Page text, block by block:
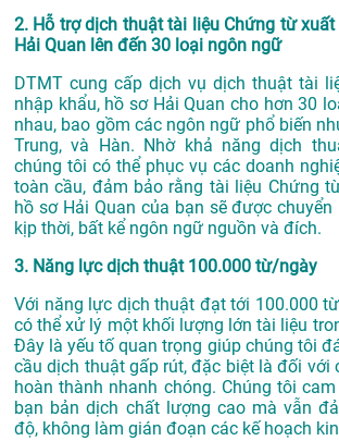
2. Hỗ trợ dịch thuật tài liệu Chứng từ
Hải Quan lên đến 30 loại ngôn ngữ
DTMT cung cấp dịch vụ dịch thuật tài
nhập khẩu, hồ sơ Hải Quan cho hơn 30
nhau, bao gồm các ngôn ngữ phổ biến
Trung, và Hàn. Nhờ khả năng dịch
chúng tôi có thể phục vụ các doanh
toàn cầu, đảm bảo rằng tài liệu Chứng
hồ sơ Hải Quan của bạn sẽ được
kịp thời, bất kể ngôn ngữ nguồn và đích.
3. Năng lực dịch thuật 100.000 từ/ngày
Với năng lực dịch thuật đạt tới 100.000
có thể xử lý một khối lượng lớn tài liệu
Đây là yếu tố quan trọng giúp chúng tôi
cầu dịch thuật gấp rút, đặc biệt là đối với
hoàn thành nhanh chóng. Chúng tôi
bạn bản dịch chất lượng cao mà vẫn
độ, không làm gián đoạn các kế hoạch